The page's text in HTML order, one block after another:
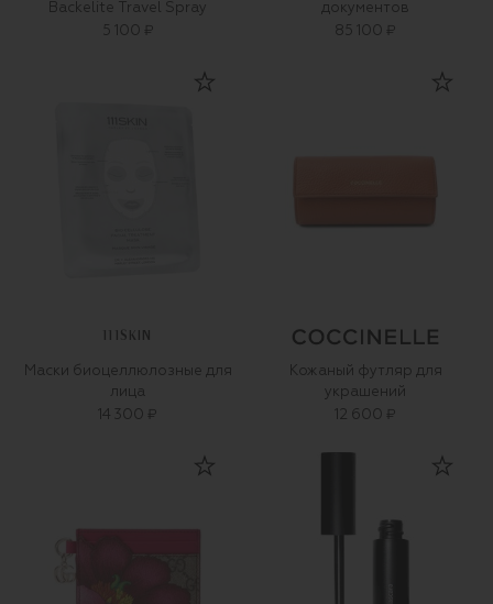
Backelite Travel Spray
5 100 ₽
документов
85 100 ₽
111SKIN
Маски биоцеллюлозные для
лица
14 300 ₽
Кожаный футляр для
украшений
12 600 ₽